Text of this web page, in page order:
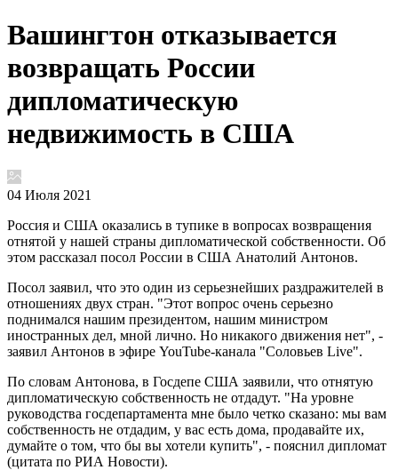
Вашингтон отказывается
возвращать России
дипломатическую
недвижимость в США
04 Июля 2021
Россия и США оказались в тупике в вопросах возвращения
отнятой у нашей страны дипломатической собственности. Об
этом рассказал посол России в США Анатолий Антонов.
Посол заявил, что это один из серьезнейших раздражителей в
отношениях двух стран. "Этот вопрос очень серьезно
поднимался нашим президентом, нашим министром
иностранных дел, мной лично. Но никакого движения нет", -
заявил Антонов в эфире YouTube-канала "Соловьев Live".
По словам Антонова, в Госдепе США заявили, что отнятую
дипломатическую собственность не отдадут. "На уровне
руководства госдепартамента мне было четко сказано: мы вам
собственность не отдадим, у вас есть дома, продавайте их,
думайте о том, что бы вы хотели купить", - пояснил дипломат
(цитата по РИА Новости).